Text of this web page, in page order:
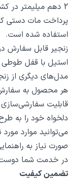
2 دهم میلیمتر در
پرداخت مات دستی
استفاده شده است.
استیل با قفل
مدل‌های دیگری از
هر محصول به
قابلیت سفارشی‌سازی
دلخواه خود را به
می‌توانید موارد
صورت نیاز به
در خدمت شما
تضمین کیفیت